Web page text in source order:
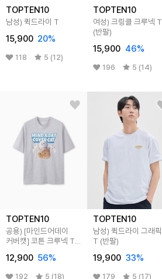
TOPTEN10
남성) 퀵드라이 T
15,900 20%
118 5 (12)
TOPTEN10
여성) 크링클 크루넥 T
(반팔)
15,900 46%
196 5 (14)
TOPTEN10
공용) [마인드어데이
커버캣] 코튼 크루넥 T
12,900 56%
192 5 (18)
TOPTEN10
남성) 퀵드라이 그래픽
T (반팔)
19,900 33%
179 5 (17)